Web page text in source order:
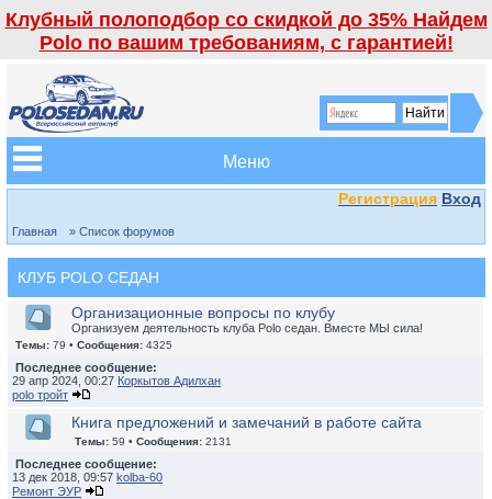
Клубный полоподбор со скидкой до 35% Найдем
Polo по вашим требованиям, с гарантией!
Меню
Регистрация Вход
Главная » Список форумов
КЛУБ POLO СЕДАН
Организационные вопросы по клубу
Организуем деятельность клуба Polo седан. Вместе МЫ сила!
Темы: 79 • Сообщения: 4325
Последнее сообщение:
29 апр 2024, 00:27 Коркытов Адилхан
polo тройт
Книга предложений и замечаний в работе сайта
Темы: 59 • Сообщения: 2131
Последнее сообщение:
13 дек 2018, 09:57 kolba-60
Ремонт ЭУР